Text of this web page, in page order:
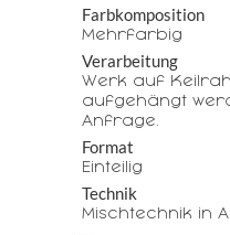
Farbkomposition
Mehrfarbig
Verarbeitung
Werk auf
aufgehängt
Anfrage.
Format
Einteilig
Technik
Mischtechnik in